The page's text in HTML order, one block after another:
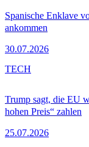
Spanische Enklave
ankommen
30.07.2026
Trump sagt, die EU
hohen Preis“ zahlen
25.07.2026
TECH